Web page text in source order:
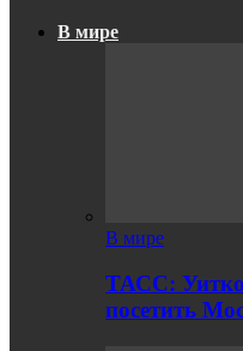
В мире
В мире
ТАСС:
посетить